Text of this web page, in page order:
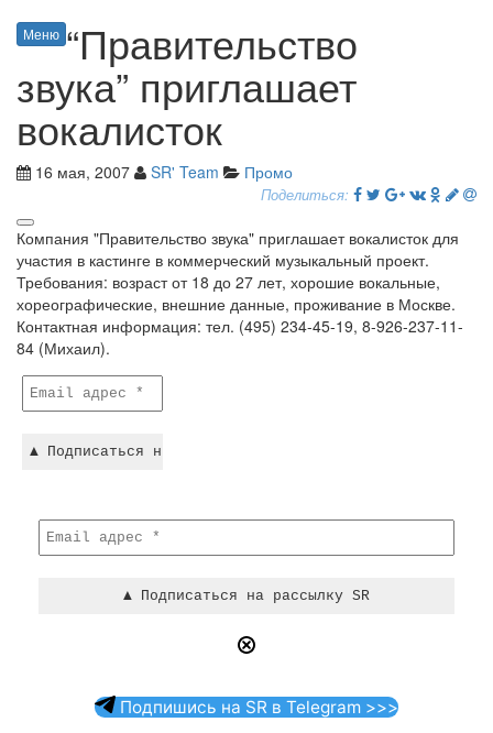
Меню “Правительство
звука” приглашает
вокалисток
16 мая, 2007 SR' Team Промо
Поделиться:
Компания "Правительство звука" приглашает вокалисток для
участия в кастинге в коммерческий музыкальный проект.
Требования: возраст от 18 до 27 лет, хорошие вокальные,
хореографические, внешние данные, проживание в Москве.
Контактная информация: тел. (495) 234-45-19, 8-926-237-11-
84 (Михаил).
Подпишись на SR в Telegram >>>